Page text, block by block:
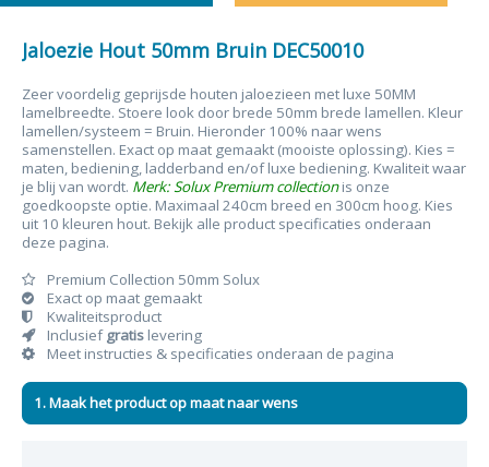
Jaloezie Hout 50mm Bruin DEC50010
Zeer voordelig geprijsde houten jaloezieen met luxe 50MM
lamelbreedte. Stoere look door brede 50mm brede lamellen. Kleur
lamellen/systeem = Bruin. Hieronder 100% naar wens
samenstellen. Exact op maat gemaakt (mooiste oplossing). Kies =
maten, bediening, ladderband en/of luxe bediening. Kwaliteit waar
je blij van wordt. Merk: Solux Premium collectionis onze
goedkoopste optie. Maximaal 240cm breed en 300cm hoog. Kies
uit 10 kleuren hout. Bekijk alle product specificaties onderaan
deze pagina.
Premium Collection 50mm Solux
Exact op maat gemaakt
Kwaliteitsproduct
Inclusiefgratis levering
Meet instructies & specificaties onderaan de pagina
1. Maak het product op maat naar wens